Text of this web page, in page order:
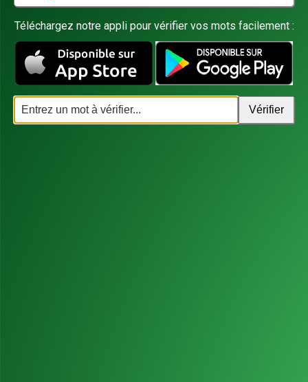
Téléchargez notre appli pour vérifier vos mots facilement :